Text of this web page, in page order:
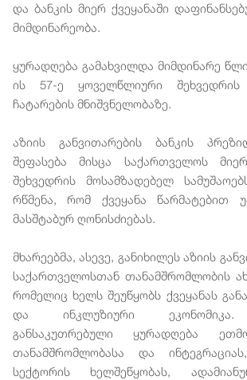
და ბანკის მიერ ქვეყანაში
მიმდინარეობა.
ყურადღება გამახვილდა მიმდინარე
ის 57-ე ყოველწლიური შეხვედრის
ჩატარების მნიშვნელობაზე.
აზიის განვითარების ბანკის
შეფასება მისცა საქართველოს
შეხვედრის მოსამზადებელ
რწმენა, რომ ქვეყანა წარმატებით
მასშტაბურ ღონისძიებას.
მხარეებმა, ასევე, განიხილეს აზიის
საქართველოსთან თანამშრომლობის
რომელიც ხელს შეუწყობს ქვეყანას
და ინკლუზიური ეკონომიკა.
განსაკუთრებული ყურადღება
თანამშრომლობასა და
სექტორის ხელშეწყობას,